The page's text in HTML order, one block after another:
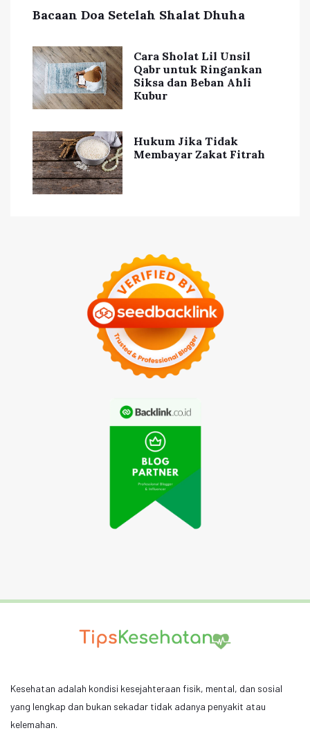
Bacaan Doa Setelah Shalat Dhuha
Cara Sholat Lil Unsil
Qabr untuk Ringankan
Siksa dan Beban Ahli
Kubur
Hukum Jika Tidak
Membayar Zakat Fitrah
Kesehatan adalah kondisi kesejahteraan fisik, mental, dan sosial
yang lengkap dan bukan sekadar tidak adanya penyakit atau
kelemahan.